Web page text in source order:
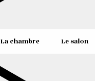
La chambre Le salon